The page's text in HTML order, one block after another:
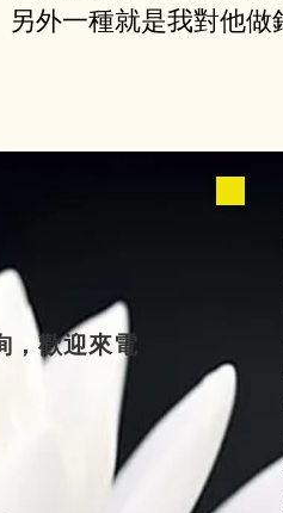
外⼀種就是我對他做
，歡迎來電